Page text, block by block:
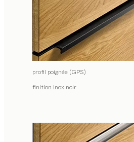
profil poignée (GPS)
finition inox noir